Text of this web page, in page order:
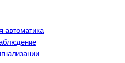
автоматика